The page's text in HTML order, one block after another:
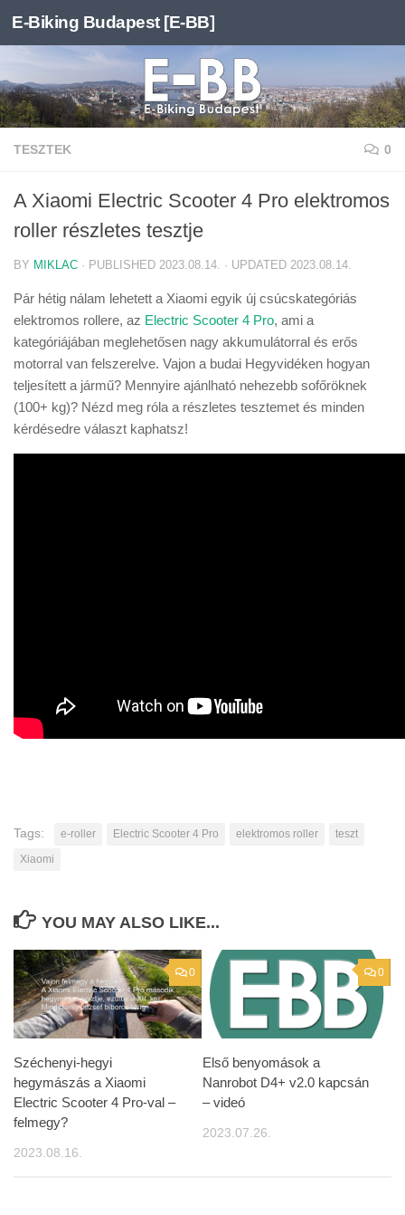
Skip to content
E-Biking Budapest [E-BB]
TESZTEK 0
A Xiaomi Electric Scooter 4 Pro elektromos
roller részletes tesztje
BY MIKLAC · PUBLISHED 2023.08.14. · UPDATED 2023.08.14.
Pár hétig nálam lehetett a Xiaomi egyik új csúcskategóriás
elektromos rollere, az Electric Scooter 4 Pro, ami a
kategóriájában meglehetősen nagy akkumulátorral és erős
motorral van felszerelve. Vajon a budai Hegyvidéken hogyan
teljesített a jármű? Mennyire ajánlható nehezebb sofőröknek
(100+ kg)? Nézd meg róla a részletes tesztemet és minden
kérdésedre választ kaphatsz!
Tags: e-roller Electric Scooter 4 Pro elektromos roller
teszt
Xiaomi
YOU MAY ALSO LIKE...
0
Széchenyi-hegyi
hegymászás a Xiaomi
Electric Scooter 4 Pro-val –
felmegy?
2023.08.16.
0
Első benyomások a
Nanrobot D4+ v2.0 kapcsán
– videó
2023.07.26.